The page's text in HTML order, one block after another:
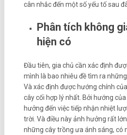
cân nhắc đến một số yếu tố sau
Phân tích không
hiện có
Đầu tiên, gia chủ cần xác định
mình là bao nhiêu đề tìm ra
Và xác định được hướng chính
cây cối hợp lý nhất. Bởi hướng
hưởng đến việc tiếp nhận nhiệt
trời. Và điều này ảnh hưởng rất
những cây trồng ưa ánh sáng, có